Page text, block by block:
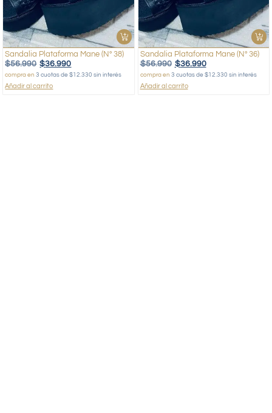
Sandalia Plataforma Mane (Nº 38)
$56.990 $36.990
compra en3 cuotas de $12.330 sin interés
Añadir al carrito
Sandalia Plataforma Mane (Nº 36)
$56.990 $36.990
compra en 3 cuotas de $12.330 sin interés
Añadir al carrito